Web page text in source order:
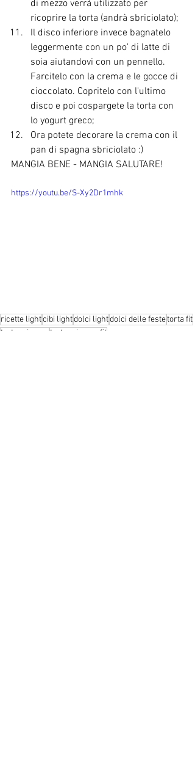
di mezzo verrà utilizzato per
ricoprire la torta (andrà sbriciolato);
Il disco inferiore invece bagnatelo
leggermente con un po' di latte di
soia aiutandovi con un pennello.
Farcitelo con la crema e le gocce di
cioccolato. Copritelo con l'ultimo
disco e poi cospargete la torta con
lo yogurt greco;
Ora potete decorare la crema con il
pan di spagna sbriciolato :)
MANGIA BENE - MANGIA SALUTARE!
https://youtu.be/S-Xy2Dr1mhk
ricette lightcibi lightdolci lightdolci delle festetorta fit
torta mimosa
torta mimosa fit